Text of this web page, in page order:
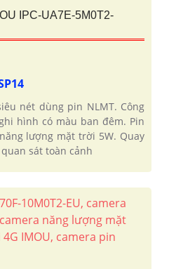
IPC-UA7E-5M0T2-
nét dùng pin NLMT. Công
hình có màu ban đêm. Pin
lượng mặt trời 5W. Quay
quan sát toàn cảnh